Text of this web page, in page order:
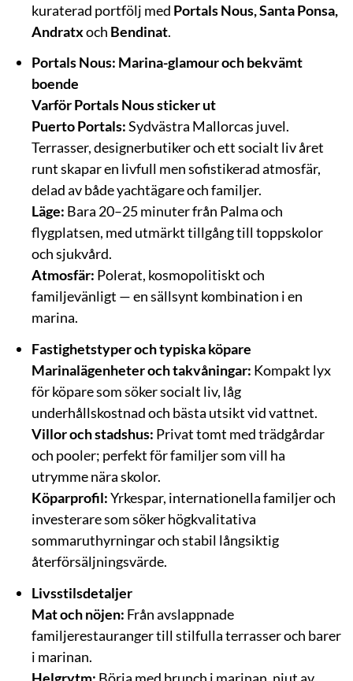
kuraterad portfölj med Portals Nous, Santa Ponsa,
Andratxoch Bendinat.
Portals Nous: Marina-glamour och bekvämt
boende
Varför Portals Nous sticker ut
Puerto Portals:Sydvästra Mallorcas juvel.
Terrasser, designerbutiker och ett socialt liv året
runt skapar en livfull men sofistikerad atmosfär,
delad av både yachtägare och familjer.
Läge: Bara 20–25 minuter från Palma och
flygplatsen, med utmärkt tillgång till toppskolor
och sjukvård.
Atmosfär: Polerat, kosmopolitiskt och
familjevänligt — en sällsynt kombination i en
marina.
Fastighetstyper och typiska köpare
Marinalägenheter och takvåningar: Kompakt lyx
för köpare som söker socialt liv, låg
underhållskostnad och bästa utsikt vid vattnet.
Villor och stadshus: Privat tomt med trädgårdar
och pooler; perfekt för familjer som vill ha
utrymme nära skolor.
Köparprofil:Yrkespar, internationella familjer och
investerare som söker högkvalitativa
sommaruthyrningar och stabil långsiktig
återförsäljningsvärde.
Livsstilsdetaljer
Mat och nöjen: Från avslappnade
familjerestauranger till stilfulla terrasser och barer
i marinan.